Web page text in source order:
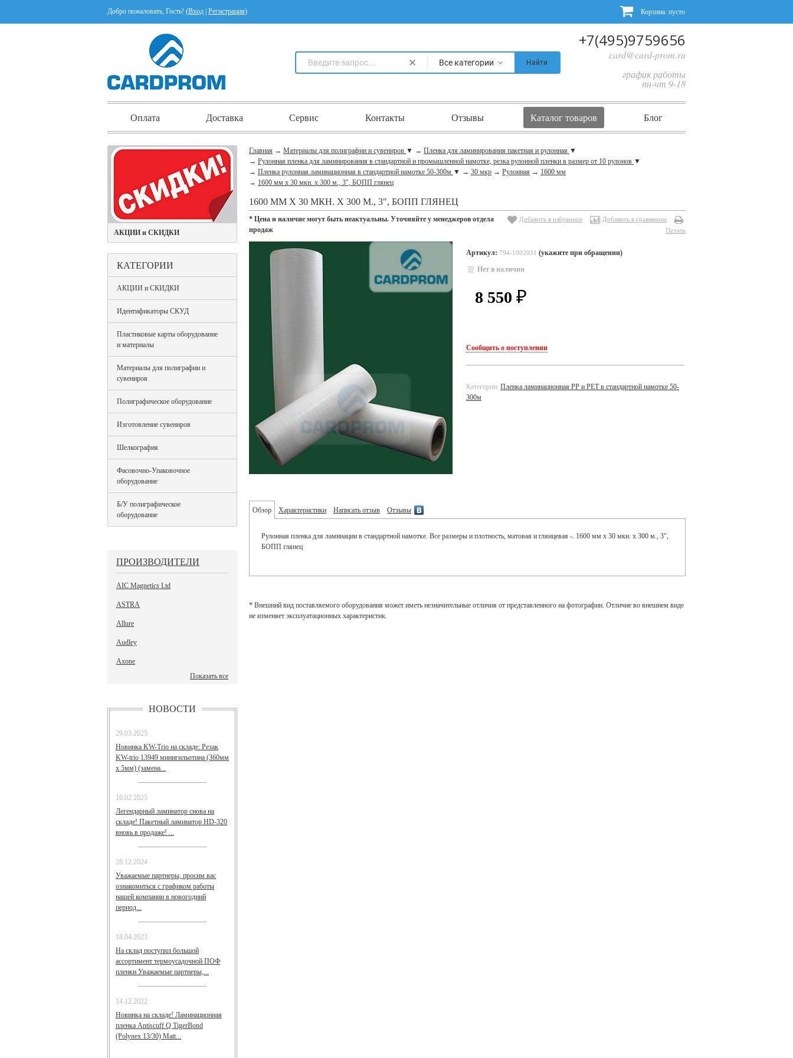
Добро пожаловать, Гость! (Вход Регистрация) Корзина: пусто
Все категории Найти
+7(495)9759656
card@card-prom.ru
график работы
пн-чт 9-18
Оплата Доставка Сервис Контакты Отзывы Каталог товаров Блог
АКЦИИ и СКИДКИ
КАТЕГОРИИ
АКЦИИ и СКИДКИ
Идентификаторы СКУД
Пластиковые карты оборудование
и материалы
Материалы для полиграфии и
сувениров
Полиграфическое оборудование
Изготовление сувениров
Шелкография
Фасовочно-Упаковочное
оборудование
Б/У полиграфическое
оборудование
ПРОИЗВОДИТЕЛИ
AIC Magnetics Ltd
ASTRA
Allure
Audley
Axone
Показать все
НОВОСТИ
29.03.2025
Новинка KW-Trio на складе: Резак
KW-trio 13949 минигильотина (360мм
х 5мм) (замена...
10.02.2025
Легендарный ламинатор снова на
складе! Пакетный ламинатор HD-320
вновь в продаже! ...
28.12.2024
Уважаемые партнеры, просим вас
ознакомиться с графиком работы
нашей компании в новогодний
период...
18.04.2023
На склад поступил большой
ассортимент термоусадочной ПОФ
пленки Уважаемые партнеры,...
14.12.2022
Новинка на складе! Ламинационная
пленка Antiscuff Q TigerBond
(Polynex 13/30) Matt...
Главная → Материалы для полиграфии и сувениров ▼ → Пленка для ламинирования пакетная и рулонная ▼
→ Рулонная пленка для ламинирования в стандартной и промышленной намотке, резка рулонной пленки в размер от 10 рулонов ▼
→ Пленка рулонная ламинационная в стандартной намотке 50-300м ▼ → 30 мкр → Рулонная → 1600 мм
→ 1600 мм х 30 мкн. х 300 м., 3", БОПП глянец
1600 ММ Х 30 МКН. Х 300 М., 3", БОПП ГЛЯНЕЦ
* Цена и наличие могут быть неактуальны. Уточняйте у менеджеров отдела
продаж
Добавить в избранное
Добавить к сравнению
Печать
Артикул: 794-1002031 (укажите при обращении)
Нет в наличии
8 550 ₽
Сообщить о поступлении
Категории: Пленка ламинационная PP и PET в стандартной намотке 50-
300м
Обзор Характеристики Написать отзыв Отзывы
Рулонная пленка для ламинации в стандартной намотке. Все размеры и плотность, матовая и глянцевая -. 1600 мм х 30 мкн. х 300 м., 3",
БОПП глянец
* Внешний вид поставляемого оборудования может иметь незначительные отличия от представленного на фотографии. Отличие во внешнем виде
не изменяет эксплуатационных характеристик.